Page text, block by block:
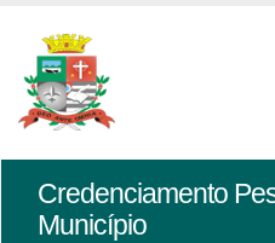
Credenciamento
Município